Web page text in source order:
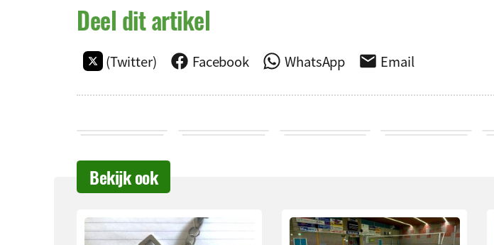
Deel dit artikel
(Twitter) Facebook WhatsApp Email
Bekijk ook